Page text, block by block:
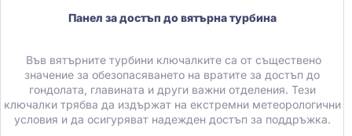
Панел за достъп до вятърна турбина
Във вятърните турбини ключалките са от съществено
значение за обезопасяването на вратите за достъп до
гондолата, главината и други важни отделения. Тези
ключалки трябва да издържат на екстремни метеорологични
условия и да осигуряват надежден достъп за поддръжка.